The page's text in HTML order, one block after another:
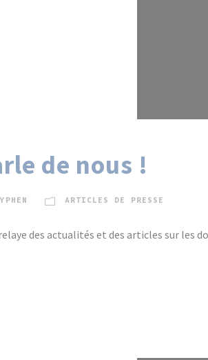
de nous !
ARTICLES DE PRESSE
des actualités et des articles sur